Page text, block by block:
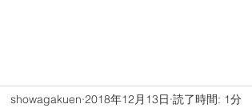
showagakuen 2018年12月13日 読了時間: 1分